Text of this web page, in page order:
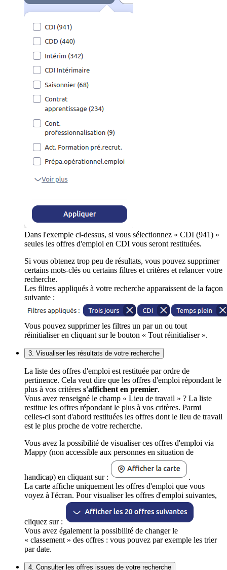
Dans l'exemple ci-dessus, si vous sélectionnez « CDI (941) »
seules les offres d'emploi en CDI vous seront restituées.
Si vous obtenez trop peu de résultats, vous pouvez supprimer
certains mots-clés ou certains filtres et critères et relancer votre
recherche.
Les filtres appliqués à votre recherche apparaissent de la façon
suivante :
Vous pouvez supprimer les filtres un par un ou tout
réinitialiser en cliquant sur le bouton « Tout réinitialiser ».
3. Visualiser les résultats de votre recherche
La liste des offres d'emploi est restituée par ordre de
pertinence. Cela veut dire que les offres d'emploi répondant le
plus à vos critères s'affichent en premier.
Vous avez renseigné le champ « Lieu de travail » ? La liste
restitue les offres répondant le plus à vos critères. Parmi
celles-ci sont d'abord restituées les offres dont le lieu de travail
est le plus proche de votre recherche.
Vous avez la possibilité de visualiser ces offres d'emploi via
Mappy (non accessible aux personnes en situation de
handicap) en cliquant sur :
.
La carte affiche uniquement les offres d'emploi que vous
voyez à l'écran. Pour visualiser les offres d'emploi suivantes,
cliquez sur :
Vous avez également la possibilité de changer le
« classement » des offres : vous pouvez par exemple les trier
par date.
4. Consulter les offres issues de votre recherche